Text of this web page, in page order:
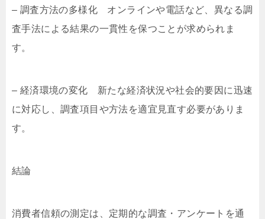
– 調査方法の多様化 オンラインや電話など、異なる調
査手法による結果の一貫性を保つことが求められま
す。
– 経済環境の変化 新たな経済状況や社会的要因に迅速
に対応し、調査項目や方法を適宜見直す必要がありま
す。
結論
消費者信頼の測定は、定期的な調査・アンケートを通